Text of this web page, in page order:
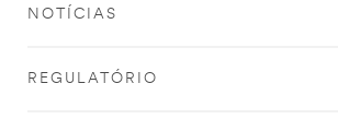
NOTÍCIAS
REGULATÓRIO